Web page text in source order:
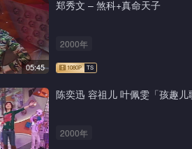
05:45
郑秀文 – 煞科+真命天子
2000年
陈奕迅 容祖儿 叶佩雯「孩趣儿
2000年